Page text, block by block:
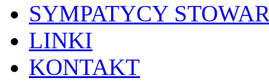
SYMPATYCY
LINKI
KONTAKT